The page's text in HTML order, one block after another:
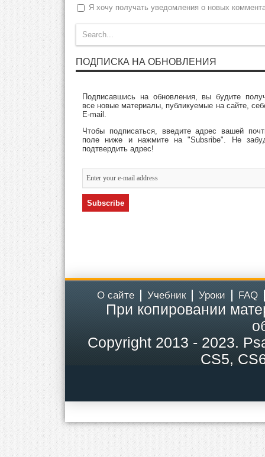
Я хочу получать уведомления о новых
ПОДПИСКА НА ОБНОВЛЕНИЯ
Подписавшись на обновления, вы будите
все новые материалы, публикуемые на сайте,
E-mail.
Чтобы подписаться, введите адрес вашей
поле ниже и нажмите на "Subsribe". Не
подтвердить адрес!
О сайте Учебник Уроки FAQ
При копировании
Copyright 2013 - 2023.
CS5,